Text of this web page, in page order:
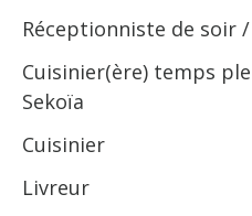
Réceptionniste de soir
Cuisinier(ère) temps
Sekoïa
Cuisinier
Livreur